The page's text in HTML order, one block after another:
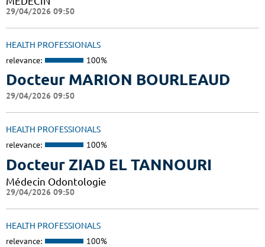
29/04/2026 09:50
HEALTH PROFESSIONALS
relevance: 100%
Docteur MARION BOURLEAUD
29/04/2026 09:50
HEALTH PROFESSIONALS
relevance: 100%
Docteur ZIAD EL TANNOURI
Médecin Odontologie
29/04/2026 09:50
HEALTH PROFESSIONALS
relevance: 100%